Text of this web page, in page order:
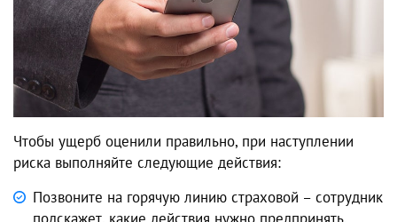
Чтобы ущерб оценили правильно, при наступлении
риска выполняйте следующие действия:
Позвоните на горячую линию страховой – сотрудник